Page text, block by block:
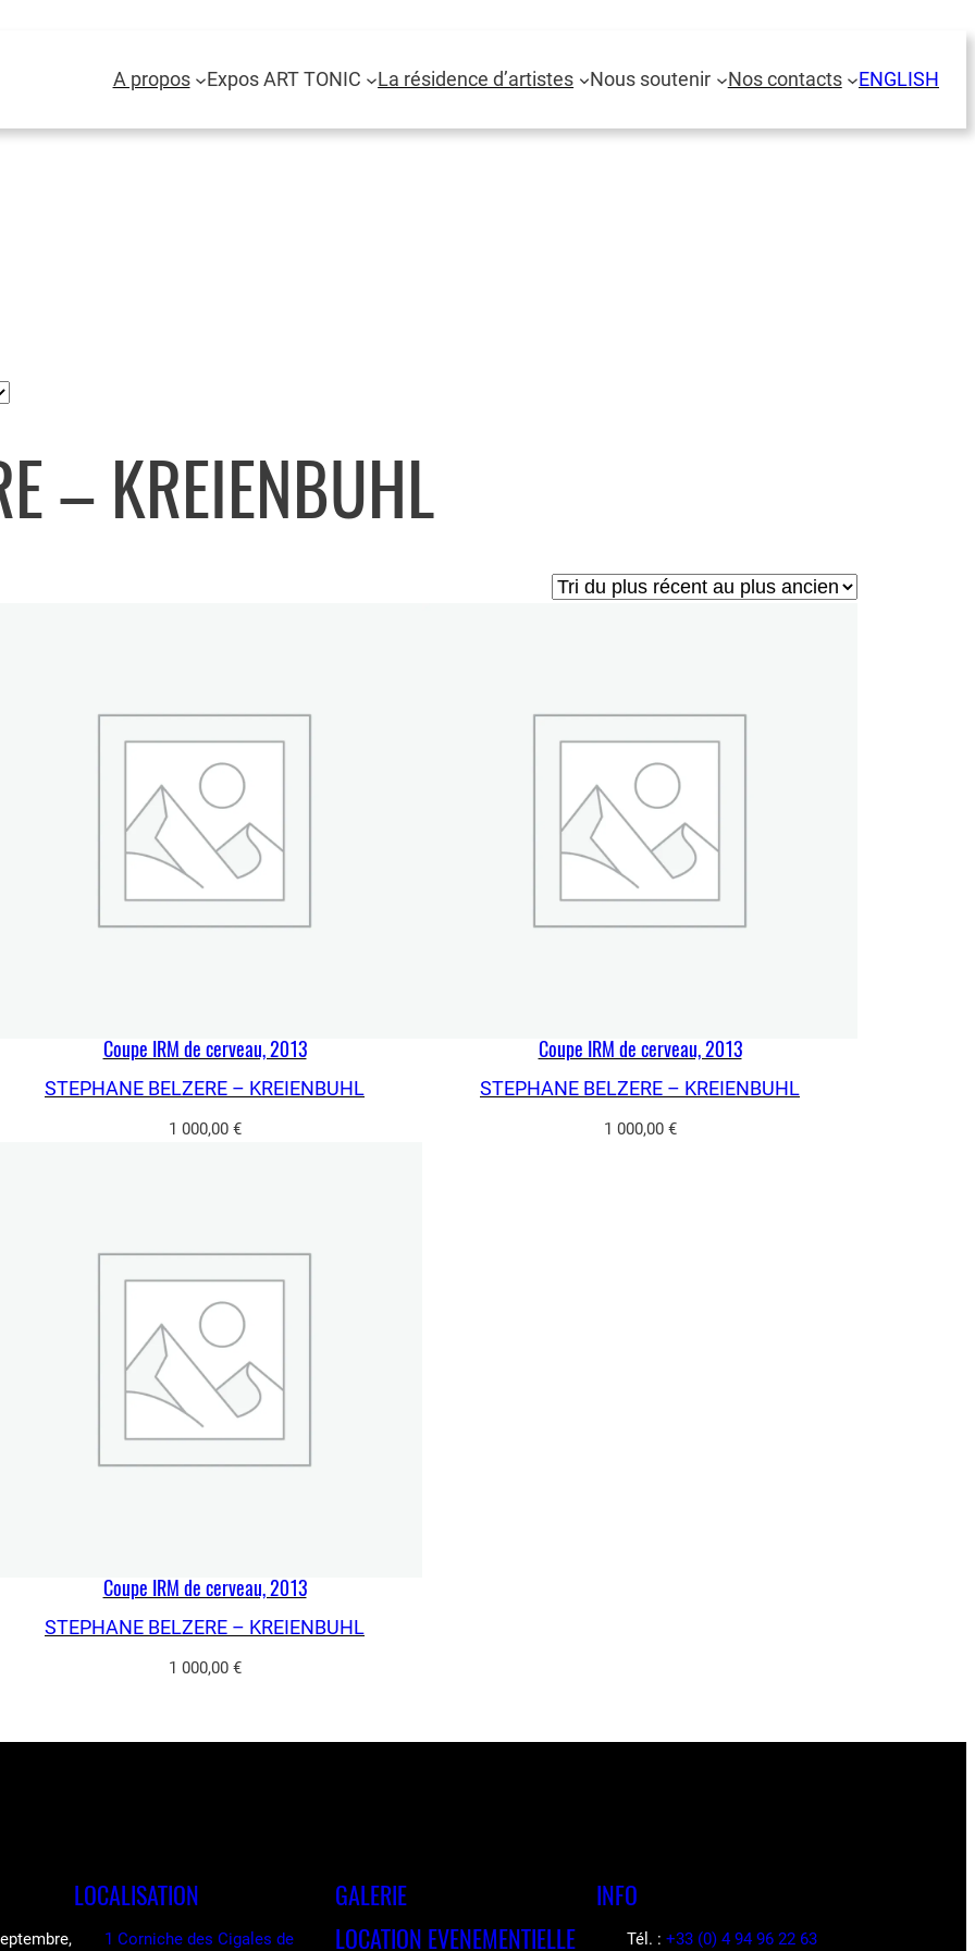
A propos Expos ART TONIC La résidence d’artistes Nous soutenir Nos contacts ENGLISH
– KREIENBUHL
Coupe IRM de cerveau, 2013
STEPHANE BELZERE – KREIENBUHL
1 000,00 €
Coupe IRM de cerveau, 2013
STEPHANE BELZERE – KREIENBUHL
1 000,00 €
Coupe IRM de cerveau, 2013
STEPHANE BELZERE – KREIENBUHL
1 000,00 €
LOCALISATION
1 Corniche des Cigales de
GALERIE
LOCATION EVENEMENTIELLE
INFO
Tél. : +33 (0) 4 94 96 22 63